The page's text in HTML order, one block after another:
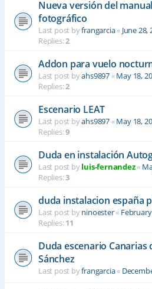
Nueva versión del
fotográfico
Last post byfrangarcia« June 28,
Replies:2
Addon para vuelo
Last post byahs9897«May 18,
Replies:2
Escenario LEAT
Last post byahs9897«May 18,
Replies:9
Duda en instalación
Last post byluis-fernandez«
Replies:3
duda instalacion españa
Last post byninoester«
Replies:11
Duda escenario Canarias
Sánchez
Last post byfrangarcia«